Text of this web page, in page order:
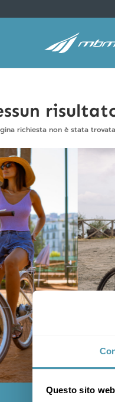
Questo sito
richiesta non è stata